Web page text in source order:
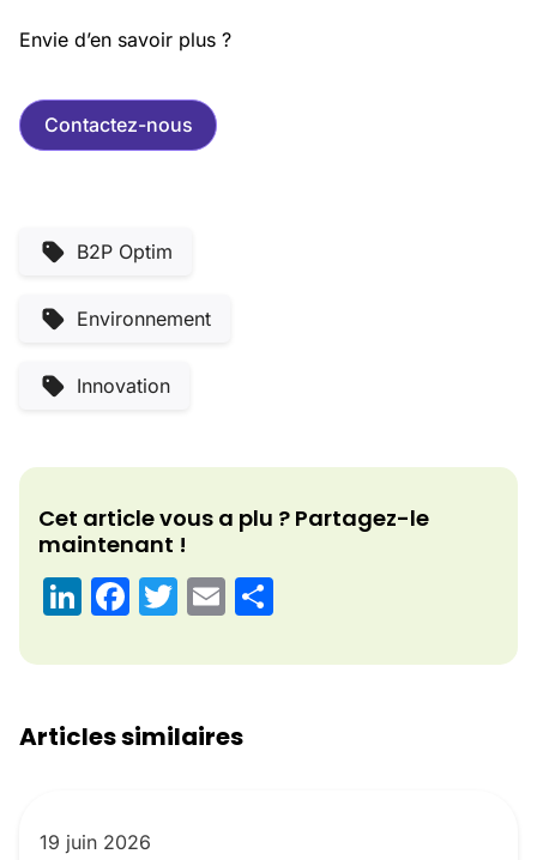
Envie d’en savoir plus ?
Contactez-nous
B2P Optim
Environnement
Innovation
Cet article vous a plu ? Partagez-le
maintenant !
LinkedInFacebook
Twitter Email
Articles similaires
19 juin 2026